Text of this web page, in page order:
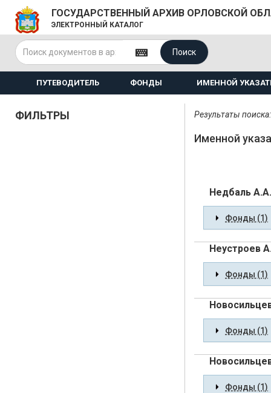
ГОСУДАРСТВЕННЫЙ АРХИВ ОРЛОВСКОЙ
ЭЛЕКТРОННЫЙ КАТАЛОГ
Поиск
ПУТЕВОДИТЕЛЬ ФОНДЫ ИМЕННОЙ
ФИЛЬТРЫ Результаты
Именной
Недбаль А.А.
Фонды (1)
Неустроев
Фонды (1)
Фонды (1)
Фонды (1)